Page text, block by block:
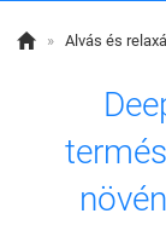
 » Alvás és